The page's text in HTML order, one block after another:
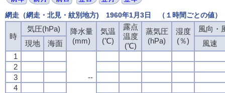
網走（網走・北見・紋別地方) 1960年1月3日 （１時間ごとの値）
時
気圧(hPa)
降水量
(mm)
気温
(℃)
露点
温度
(℃)
蒸気圧
(hPa)
湿度
(％)
風向・
現地
海面
風速
1
--
2
3
4
時
気圧(hPa)
降水量
(mm)
気温
(℃)
露点
温度
(℃)
蒸気圧
(hPa)
湿度
(％)
風向・
現地
海面
風速
1
--
2
3
4
時
気圧(hPa)
降水量
(mm)
気温
(℃)
露点
温度
(℃)
蒸気圧
(hPa)
湿度
(％)
風向・
現地
海面
風速
1
--
2
3
4
時
気圧(hPa)
降水量
(mm)
気温
(℃)
露点
温度
(℃)
蒸気圧
(hPa)
湿度
(％)
風向・
現地
海面
風速
1
--
2
3
4